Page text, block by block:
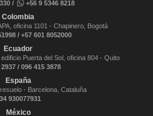
/
+56 9 5346 8218
Colombia
oficina 1101 - Chapinero, Bogotá
/ +57 601 8052000
Ecuador
Puerta del Sol, oficina 804 - Quito
/ 096 415 3878
España
- Barcelona, Cataluña
930077931
México